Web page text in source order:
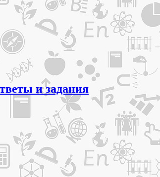
и задания